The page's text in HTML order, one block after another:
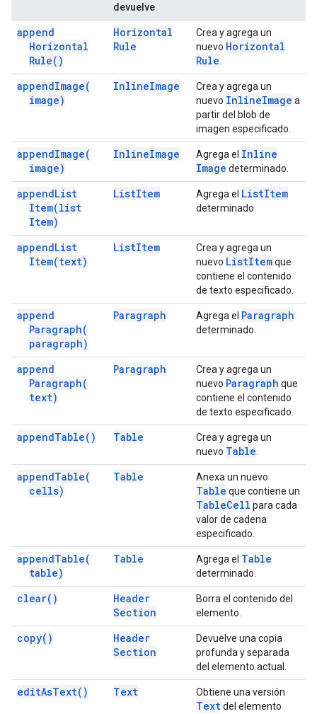
devuelve
append
Horizontal
Rule( )
Horizontal
Rule
Crea y agrega un
nuevo Horizontal
Rule
appendImage(
image)
InlineImage
Crea y agrega un
nuevo InlineImage a
partir del blob de
imagen especificado.
appendImage(
image)
InlineImage Agrega el Inline
Image determinado.
appendList
Item(list
Item)
ListItem Agrega el ListItem
determinado.
appendList
Item(text)
ListItem
Crea y agrega un
nuevo ListItemque
contiene el contenido
de texto especificado.
append
Paragraph(
paragraph)
Paragraph Agrega el Paragraph
determinado.
append
Paragraph(
text)
Paragraph
Crea y agrega un
nuevo Paragraph que
contiene el contenido
de texto especificado.
appendTable( ) Table
Crea y agrega un
nuevo Table
appendTable(
cells)
Table Anexa un nuevo
Table que contiene un
TableCell para cada
valor de cadena
especificado.
appendTable(
table)
Table Agrega el Table
determinado.
clear( )
Header
Section
Borra el contenido del
elemento.
copy( )
Header
Section
Devuelve una copia
profunda y separada
del elemento actual.
editAsText( ) Text Obtiene una versión
Textdel elemento